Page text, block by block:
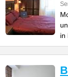
in